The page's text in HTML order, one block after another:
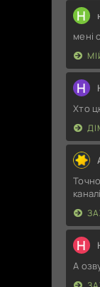
Н
мені
Н
Хто
Н
А